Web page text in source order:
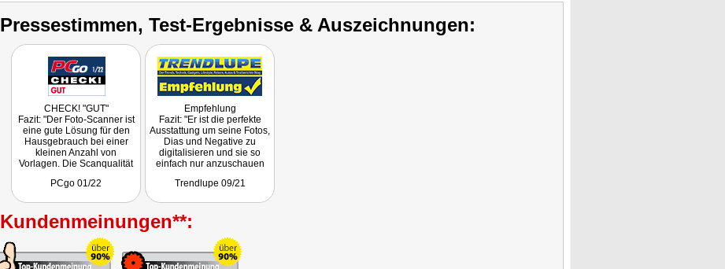
Pressestimmen, Test-Ergebnisse & Auszeichnungen:
CHECK! "GUT"
Fazit: "Der Foto-Scanner ist
eine gute Lösung für den
Hausgebrauch bei einer
kleinen Anzahl von
Vorlagen. Die Scanqualität
PCgo 01/22
Empfehlung
Fazit: "Er ist die perfekte
Ausstattung um seine Fotos,
Dias und Negative zu
digitalisieren und sie so
einfach nur anzuschauen
speichern, selbst ohne PC."
Trendlupe 09/21
Kundenmeinungen**: